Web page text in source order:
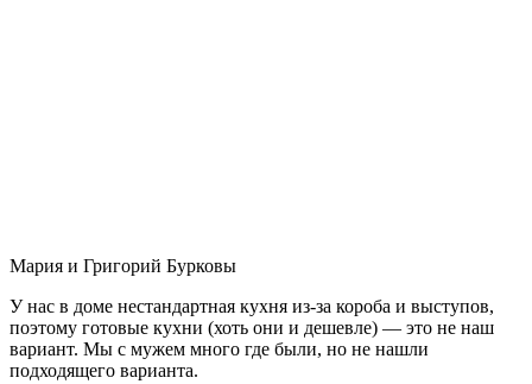
Мария и Григорий Бурковы
У нас в доме нестандартная кухня из-за короба и выступов,
поэтому готовые кухни (хоть они и дешевле) — это не наш
вариант. Мы с мужем много где были, но не нашли
подходящего варианта.